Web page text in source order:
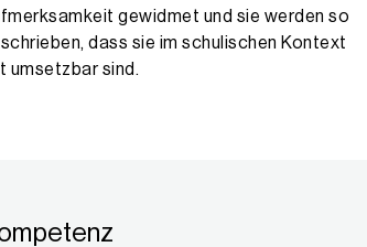
gewidmet und sie werden so
dass sie im schulischen Kontext
umsetzbar sind.